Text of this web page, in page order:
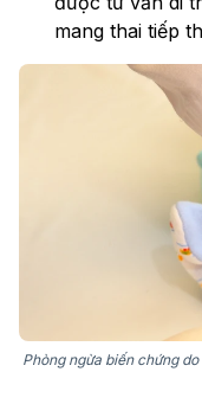
mang thai tiếp
Phòng ngừa biến chứng